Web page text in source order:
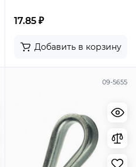
17.85 ₽
Добавить в корзину
09-5655